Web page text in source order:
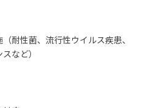
耐性菌、流行性ウイルス疾患、
など）